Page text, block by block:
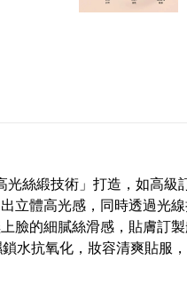
光絲緞技術」打造，如高
立體高光感，同時透過光
臉的細膩絲滑感，貼膚訂
水抗氧化，妝容清爽貼服，